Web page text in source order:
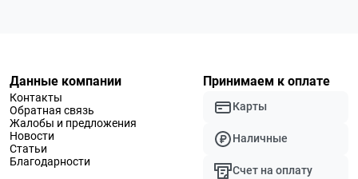
Данные компании
Контакты
Обратная связь
Жалобы и предложения
Новости
Статьи
Благодарности
Принимаем к оплате
Карты
Наличные
Счет на оплату